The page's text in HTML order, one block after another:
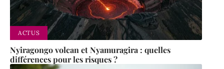
ACTUS
Nyiragongo volcan et Nyamuragira : quelles
différences pour les risques ?